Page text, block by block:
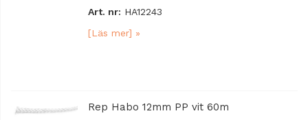
Art. nr: HA12243
[Läs mer] »
Rep Habo 12mm PP vit 60m